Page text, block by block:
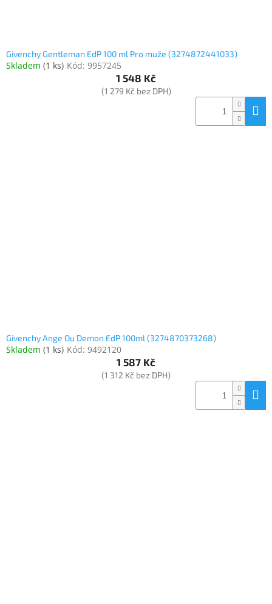
Givenchy Gentleman EdP 100 ml Pro muže (3274872441033)
Skladem (1 ks) Kód: 9957245
1 548 Kč
(1 279 Kč bez DPH)
Givenchy Ange Ou Demon EdP 100ml (3274870373268)
Skladem (1 ks) Kód: 9492120
1 587 Kč
(1 312 Kč bez DPH)